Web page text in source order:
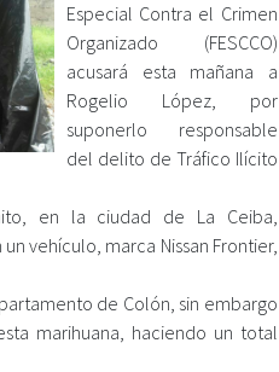
Especial Contra el Crimen
Organizado (FESCCO)
acusará esta mañana a
Rogelio López, por
suponerlo responsable
del delito de Tráfico Ilícito
en la ciudad de La Ceiba,
vehículo, marca Nissan Frontier,
de Colón, sin embargo
marihuana, haciendo un total